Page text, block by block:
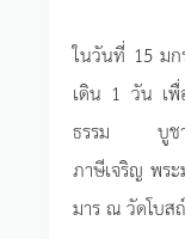
ในวันที่ 15 ม
เดิน 1 วัน เพื่
ธรรม บูชาธ
ภาษีเจริญ พร
มาร ณ วัดโบส